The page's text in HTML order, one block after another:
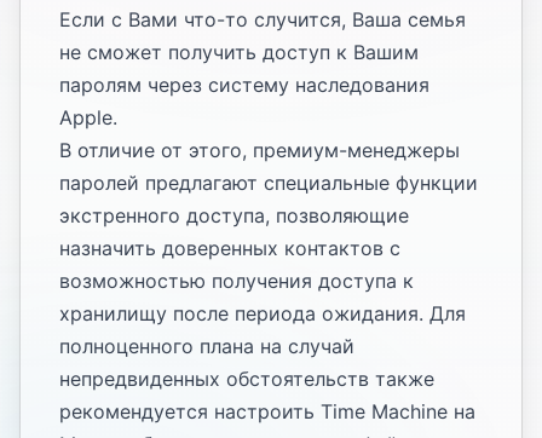
Если с Вами что-то случится, Ваша семья
не сможет получить доступ к Вашим
паролям через систему наследования
Apple.
В отличие от этого, премиум-менеджеры
паролей предлагают специальные функции
экстренного доступа, позволяющие
назначить доверенных контактов с
возможностью получения доступа к
хранилищу после периода ожидания. Для
полноценного плана на случай
непредвиденных обстоятельств также
рекомендуется настроить Time Machine на